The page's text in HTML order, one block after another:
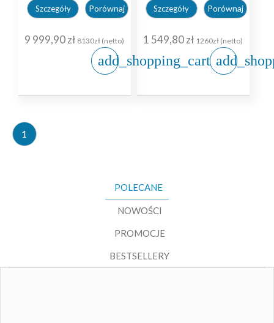
Szczegóły Porównaj
9 999,90 zł 8130zł (netto)
add_shopping_cart
Szczegóły Porównaj
1 549,80 zł 1260zł (netto)
1
POLECANE
NOWOŚCI
PROMOCJE
BESTSELLERY